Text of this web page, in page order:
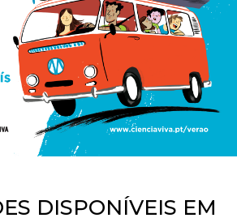
DISPONÍVEIS EM